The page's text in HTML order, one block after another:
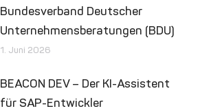
Bundesverband Deutscher
Unternehmensberatungen (BDU)
1. Juni 2026
BEACON DEV – Der KI-Assistent
für SAP-Entwickler